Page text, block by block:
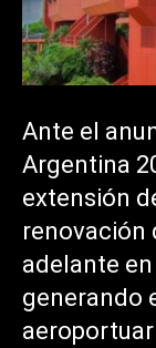
Ante el
Argentina
extensión
renovación
adelante
generando